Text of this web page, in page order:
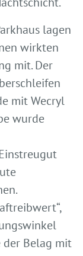
lagen
wirkten
mit. Der
mit Wecryl
wurde
der Belag mit